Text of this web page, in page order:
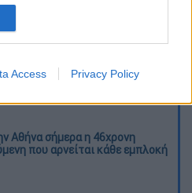
Access Privacy Policy
στα λεωφορεία: Οι οδηγοί
δρομολόγια που
και προειδοποιούν για
τραγωδία στα Μάλια: Η 40χρονη
Αθήνα σήμερα η 46χρονη
που αρνείται κάθε εμπλοκή